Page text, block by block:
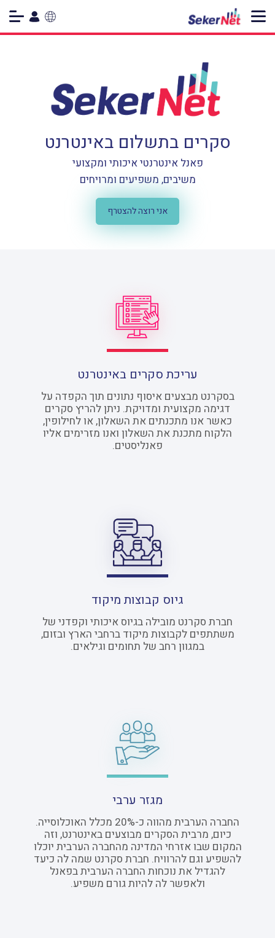
עברית English
סקרים בתשלום באינטרנט
פאנל אינטרנטי איכותי ומקצועי
משיבים, משפיעים ומרויחים
אני רוצה להצטרף
עריכת סקרים באינטרנט
בסקרנט מבצעים איסוף נתונים תוך הקפדה על
דגימה מקצועית ומדויקת. ניתן להריץ סקרים
כאשר אנו מתכנתים את השאלון, או לחילופין,
הלקוח מתכנת את השאלון ואנו מזרימים אליו
פאנליסטים.
גיוס קבוצות מיקוד
חברת סקרנט מובילה בגיוס איכותי וקפדני של
משתתפים לקבוצות מיקוד ברחבי הארץ ובזום,
במגוון רחב של תחומים וגילאים.
מגזר ערבי
החברה הערבית מהווה כ-20% מכלל האוכלוסייה.
כיום, מרבית הסקרים מבוצעים באינטרנט, וזה
המקום שבו אזרחי המדינה מהחברה הערבית יוכלו
להשפיע וגם להרוויח. חברת סקרנט שמה לה כיעד
להגדיל את נוכחות החברה הערבית בפאנל
ולאפשר לה להיות גורם משפיע.